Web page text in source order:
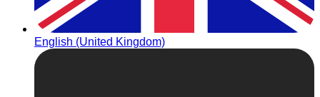
English (United Kingdom)